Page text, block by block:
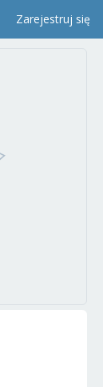
Zarejestruj się